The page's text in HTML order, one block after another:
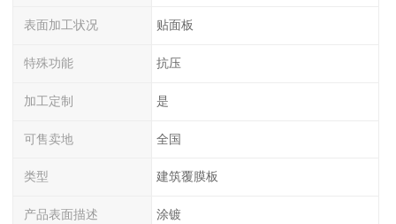
表面加工状况 贴面板
特殊功能 抗压
加工定制 是
可售卖地 全国
类型 建筑覆膜板
产品表面描述 涂镀